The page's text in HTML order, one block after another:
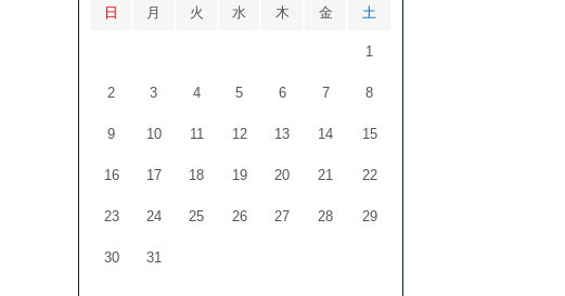
日 月 火 水 木 金 土
1
2 3 4 5 6 7 8
9 10 11 12 13 14 15
16 17 18 19 20 21 22
23 24 25 26 27 28 29
30 31